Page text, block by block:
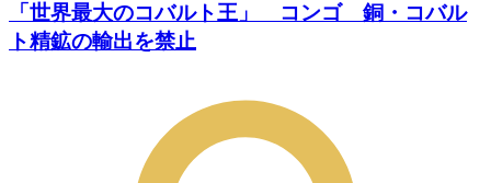
「世界最大のコバルト王」 コンゴ 銅・コバル
ト精鉱の輸出を禁止